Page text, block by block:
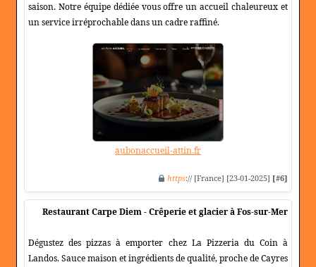
saison. Notre équipe dédiée vous offre un accueil chaleureux et
un service irréprochable dans un cadre raffiné.
aubonaccueil-attin.fr
https:// [France] [23-01-2025] [#6]
Restaurant Carpe Diem - Crêperie et glacier à Fos-sur-Mer
Dégustez des pizzas à emporter chez La Pizzeria du Coin à
Landos. Sauce maison et ingrédients de qualité, proche de Cayres